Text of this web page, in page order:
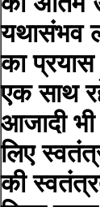
यथासंभव
का
एक साथ
आजादी
लिए
की